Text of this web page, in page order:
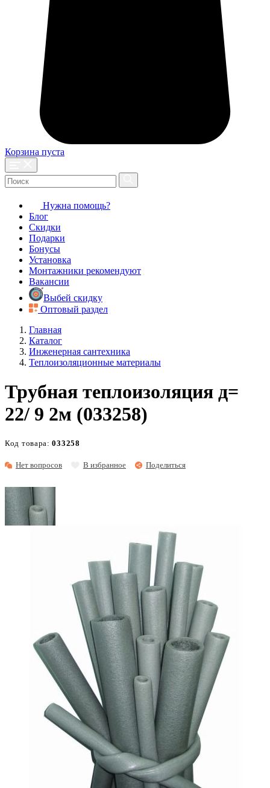
Корзина пуста
Нужна помощь?
Блог
Скидки
Подарки
Бонусы
Установка
Монтажники рекомендуют
Вакансии
Выбей скидку
Оптовый раздел
Главная
Каталог
Инженерная сантехника
Теплоизоляционные материалы
Трубная теплоизоляция д=
22/ 9 2м (033258)
Нет вопросов В избранное Поделиться
Код товара:033258